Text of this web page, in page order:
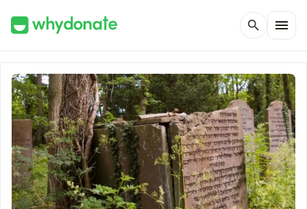
search menu